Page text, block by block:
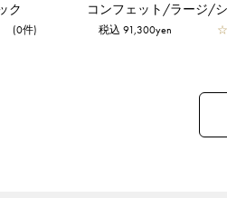
ク
(0件)
コンフェット/ラージ/
税込 91,300yen ☆